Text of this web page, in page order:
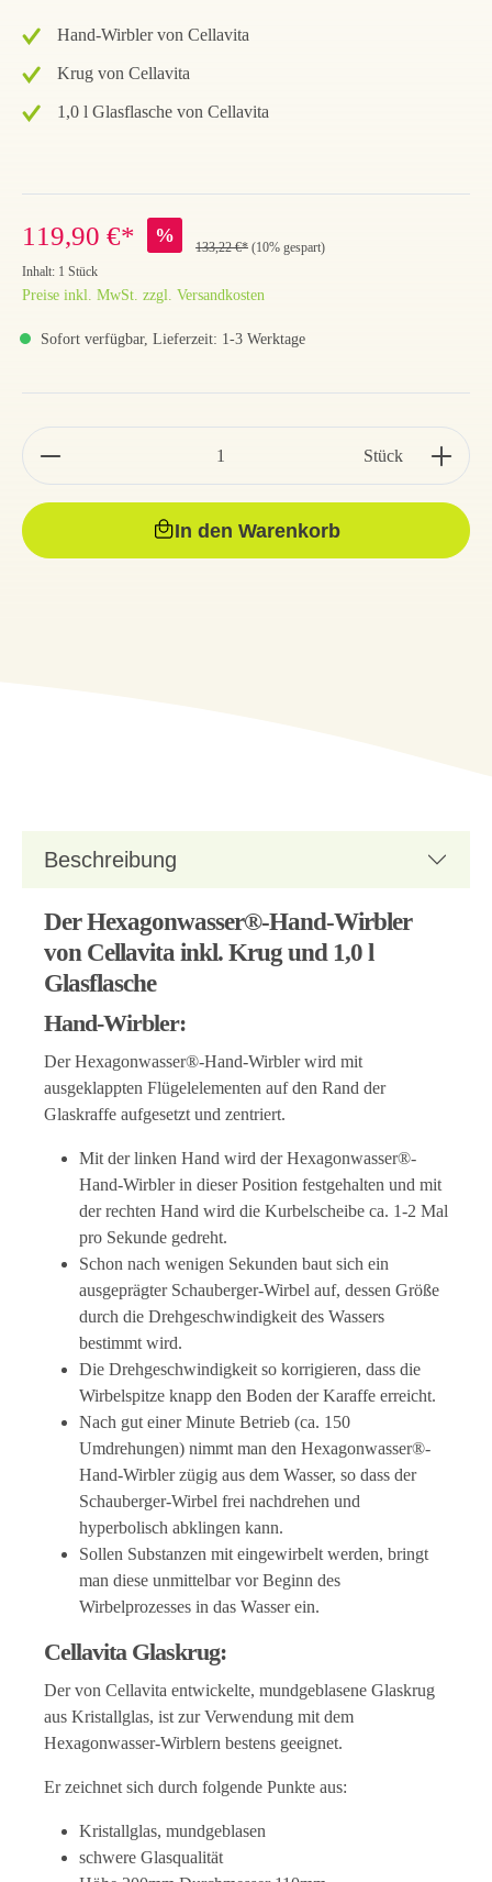
Hand-Wirbler von Cellavita
Krug von Cellavita
1,0 l Glasflasche von Cellavita
119,90 €* %
133,22 €* (10% gespart)
Inhalt: 1 Stück
Preise inkl. MwSt. zzgl. Versandkosten
Sofort verfügbar, Lieferzeit: 1-3 Werktage
Stück
In den Warenkorb
Beschreibung
Der Hexagonwasser®-Hand-Wirbler
von Cellavita inkl. Krug und 1,0 l
Glasflasche
Hand-Wirbler:
Der Hexagonwasser®-Hand-Wirbler wird mit
ausgeklappten Flügelelementen auf den Rand der
Glaskraffe aufgesetzt und zentriert.
Mit der linken Hand wird der Hexagonwasser®-
Hand-Wirbler in dieser Position festgehalten und mit
der rechten Hand wird die Kurbelscheibe ca. 1-2 Mal
pro Sekunde gedreht.
Schon nach wenigen Sekunden baut sich ein
ausgeprägter Schauberger-Wirbel auf, dessen Größe
durch die Drehgeschwindigkeit des Wassers
bestimmt wird.
Die Drehgeschwindigkeit so korrigieren, dass die
Wirbelspitze knapp den Boden der Karaffe erreicht.
Nach gut einer Minute Betrieb (ca. 150
Umdrehungen) nimmt man den Hexagonwasser®-
Hand-Wirbler zügig aus dem Wasser, so dass der
Schauberger-Wirbel frei nachdrehen und
hyperbolisch abklingen kann.
Sollen Substanzen mit eingewirbelt werden, bringt
man diese unmittelbar vor Beginn des
Wirbelprozesses in das Wasser ein.
Cellavita Glaskrug:
Der von Cellavita entwickelte, mundgeblasene Glaskrug
aus Kristallglas, ist zur Verwendung mit dem
Hexagonwasser-Wirblern bestens geeignet.
Er zeichnet sich durch folgende Punkte aus:
Kristallglas, mundgeblasen
schwere Glasqualität